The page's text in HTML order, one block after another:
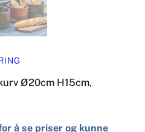
Ø20cm H15cm,
å se priser og kunne